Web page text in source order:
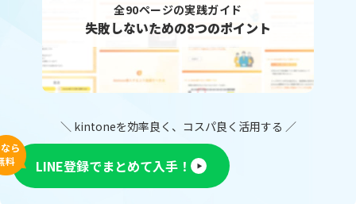
全90ページの実践ガイド
失敗しないための8つのポイント
＼ kintoneを効率良く、コスパ良く活用する ／
ら
料
LINE登録でまとめて入手！